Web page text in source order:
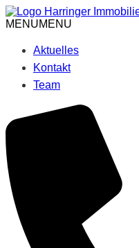
Skip
to
MENUMENU
Aktuelles
Kontakt
Team